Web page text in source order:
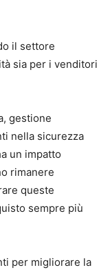
il settore
sia per i venditori
gestione
nella sicurezza
un impatto
rimanere
queste
sempre più
per migliorare la